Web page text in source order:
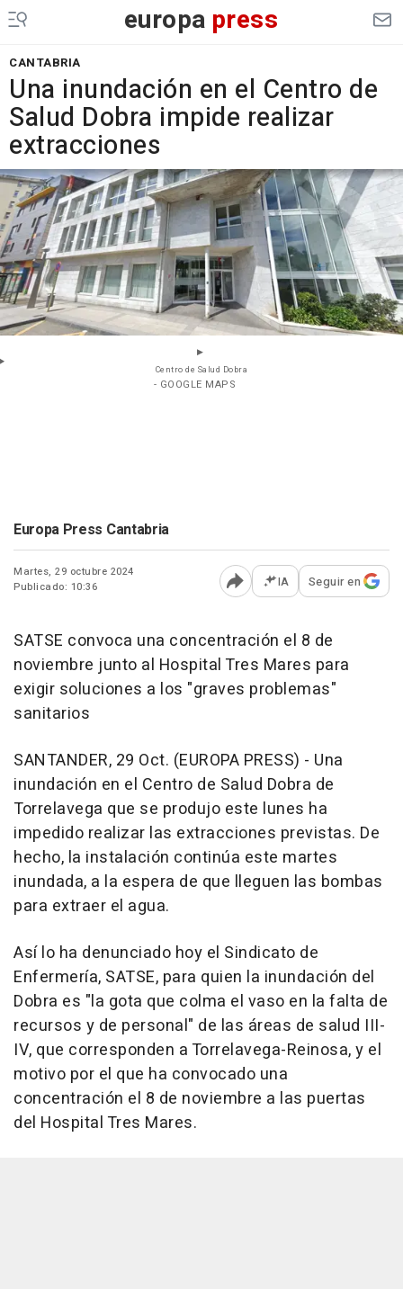
europa press
CANTABRIA
Una inundación en el Centro de
Salud Dobra impide realizar
extracciones
Centro de Salud Dobra
- GOOGLE MAPS
Europa Press Cantabria
Martes, 29 octubre 2024
Publicado: 10:36
Abrir opciones para
IA Seguir en
SATSE convoca una concentración el 8 de
noviembre junto al Hospital Tres Mares para
exigir soluciones a los "graves problemas"
sanitarios
SANTANDER, 29 Oct. (EUROPA PRESS) - Una
inundación en el Centro de Salud Dobra de
Torrelavega que se produjo este lunes ha
impedido realizar las extracciones previstas. De
hecho, la instalación continúa este martes
inundada, a la espera de que lleguen las bombas
para extraer el agua.
Así lo ha denunciado hoy el Sindicato de
Enfermería, SATSE, para quien la inundación del
Dobra es "la gota que colma el vaso en la falta de
recursos y de personal" de las áreas de salud III-
IV, que corresponden a Torrelavega-Reinosa, y el
motivo por el que ha convocado una
concentración el 8 de noviembre a las puertas
del Hospital Tres Mares.